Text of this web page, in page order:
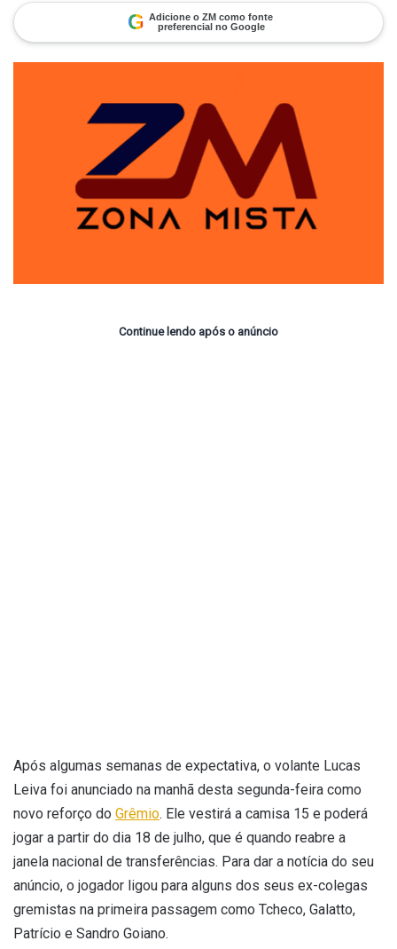
mail
G Adicione o ZM como fonte
preferencial no Google
Continue lendo após o anúncio
Após algumas semanas de expectativa, o volante Lucas
Leiva foi anunciado na manhã desta segunda-feira como
novo reforço do Grêmio. Ele vestirá a camisa 15 e poderá
jogar a partir do dia 18 de julho, que é quando reabre a
janela nacional de transferências. Para dar a notícia do seu
anúncio, o jogador ligou para alguns dos seus ex-colegas
gremistas na primeira passagem como Tcheco, Galatto,
Patrício e Sandro Goiano.